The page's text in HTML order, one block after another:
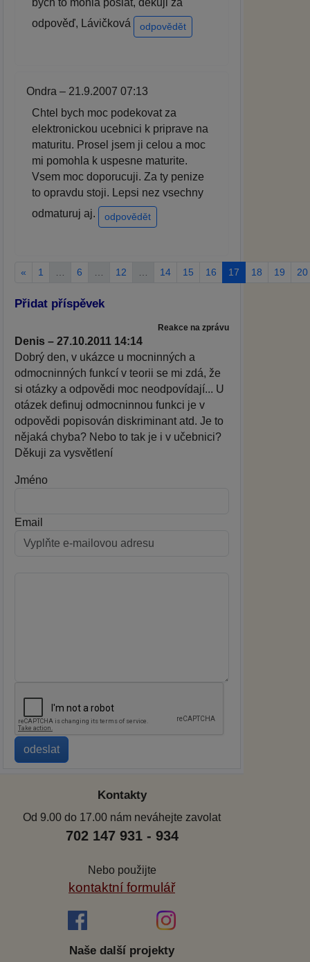
bych to mohla poslat, děkuji za
odpověď, Lávičková
odpovědět
Ondra – 21.9.2007 07:13
Chtel bych moc podekovat za
elektronickou ucebnici k priprave na
maturitu. Prosel jsem ji celou a moc
mi pomohla k uspesne maturite.
Vsem moc doporucuji. Za ty penize
to opravdu stoji. Lepsi nez vsechny
odmaturuj aj.
odpovědět
« 1 6 12 14 15 16 17 18 19 20
Přidat příspěvek
Reakce na zprávu
Denis – 27.10.2011 14:14
Dobrý den, v ukázce u mocninných a
odmocninných funkcí v teorii se mi zdá, že
si otázky a odpovědi moc neodpovídají... U
otázek definuj odmocninnou funkci je v
odpovědi popisován diskriminant atd. Je to
nějaká chyba? Nebo to tak je i v učebnici?
Děkuji za vysvětlení
Jméno
Email
Kontakty
Od 9.00 do 17.00 nám neváhejte zavolat
702 147 931 - 934
Nebo použijte
kontaktní formulář
Naše další projekty